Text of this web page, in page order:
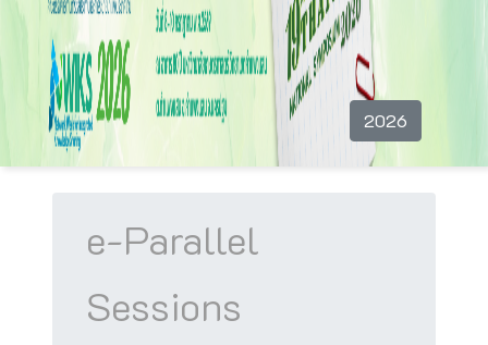
e-Parallel
Sessions